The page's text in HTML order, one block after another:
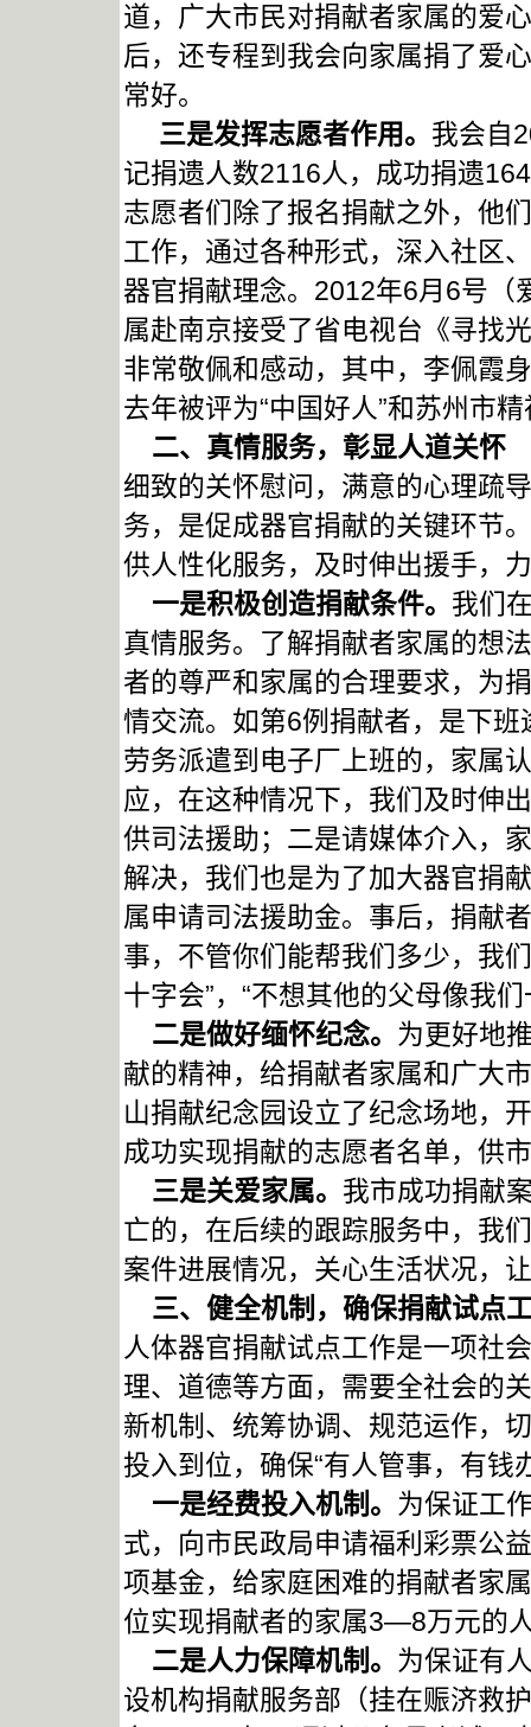
道，广大市民对捐献者家属的爱
后，还专程到我会向家属捐了爱
常好。
三是发挥志愿者作用。 我会自
记捐遗人数2116人，成功捐遗
志愿者们除了报名捐献之外，他
工作，通过各种形式，深入社区
器官捐献理念。2012年6月6号（
属赴南京接受了省电视台《寻找
非常敬佩和感动，其中，李佩霞
去年被评为“中国好人”和苏州市
二、真情服务，彰显人道关怀
细致的关怀慰问，满意的心理疏
务，是促成器官捐献的关键环节
供人性化服务，及时伸出援手，
一是积极创造捐献条件。 我们
真情服务。了解捐献者家属的想
者的尊严和家属的合理要求，为
情交流。如第6例捐献者，是下
劳务派遣到电子厂上班的，家属
应，在这种情况下，我们及时伸
供司法援助；二是请媒体介入，
解决，我们也是为了加大器官捐
属申请司法援助金。事后，捐献
事，不管你们能帮我们多少，我
十字会”，“不想其他的父母像我
二是做好缅怀纪念。 为更好地
献的精神，给捐献者家属和广大
山捐献纪念园设立了纪念场地，
成功实现捐献的志愿者名单，供
三是关爱家属。 我市成功捐献
亡的，在后续的跟踪服务中，我
案件进展情况，关心生活状况，
三、健全机制，确保捐献试点
人体器官捐献试点工作是一项社
理、道德等方面，需要全社会的
新机制、统筹协调、规范运作，
投入到位，确保“有人管事，有钱
一是经费投入机制。 为保证工
式，向市民政局申请福利彩票公
项基金，给家庭困难的捐献者家
位实现捐献者的家属3—8万元的
二是人力保障机制。 为保证有
设机构捐献服务部（挂在赈济救